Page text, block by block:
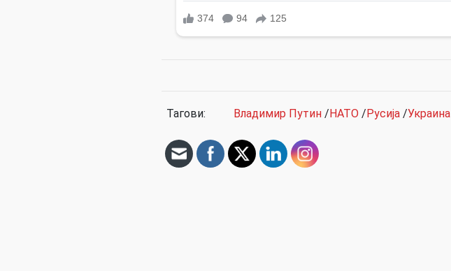
Тагови: Владимир Путин /НАТО /Русија /Украина